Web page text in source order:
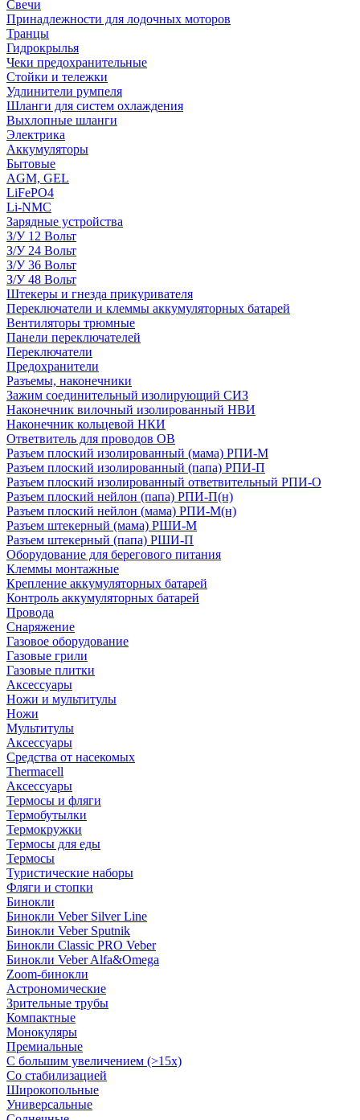
Свечи
Принадлежности для лодочных моторов
Транцы
Гидрокрылья
Чеки предохранительные
Стойки и тележки
Удлинители румпеля
Шланги для систем охлаждения
Выхлопные шланги
Электрика
Аккумуляторы
Бытовые
AGM, GEL
LiFePO4
Li-NMC
Зарядные устройства
З/У 12 Вольт
З/У 24 Вольт
З/У 36 Вольт
З/У 48 Вольт
Штекеры и гнезда прикуривателя
Переключатели и клеммы аккумуляторных батарей
Вентиляторы трюмные
Панели переключателей
Переключатели
Предохранители
Разъемы, наконечники
Зажим соединительный изолирующий СИЗ
Наконечник вилочный изолированный НВИ
Наконечник кольцевой НКИ
Ответвитель для проводов ОВ
Разъем плоский изолированный (мама) РПИ-М
Разъем плоский изолированный (папа) РПИ-П
Разъем плоский изолированный ответвительный РПИ-О
Разъем плоский нейлон (папа) РПИ-П(н)
Разъем плоский нейлон (мама) РПИ-М(н)
Разъем штекерный (мама) РШИ-М
Разъем штекерный (папа) РШИ-П
Оборудование для берегового питания
Клеммы монтажные
Крепление аккумуляторных батарей
Контроль аккумуляторных батарей
Провода
Снаряжение
Газовое оборудование
Газовые грили
Газовые плитки
Аксессуары
Ножи и мультитулы
Ножи
Мультитулы
Аксессуары
Средства от насекомых
Thermacell
Аксессуары
Термосы и фляги
Термобутылки
Термокружки
Термосы для еды
Термосы
Туристические наборы
Фляги и стопки
Бинокли
Бинокли Veber Silver Line
Бинокли Veber Sputnik
Бинокли Classic PRO Veber
Бинокли Veber Alfa&Omega
Zoom-бинокли
Астрономические
Зрительные трубы
Компактные
Монокуляры
Премиальные
С большим увеличением (>15x)
Со стабилизацией
Широкопольные
Универсальные